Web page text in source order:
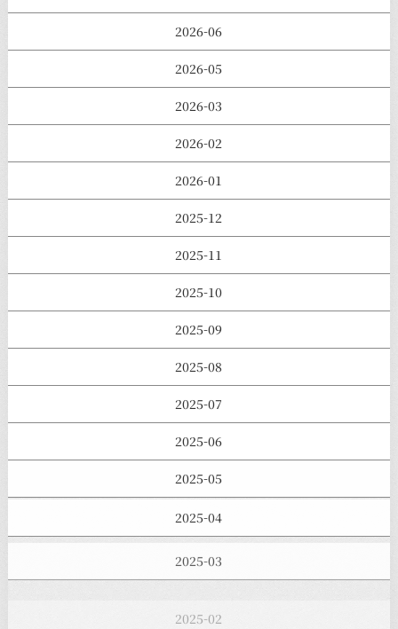
2026-06
2026-05
2026-03
2026-02
2026-01
2025-12
2025-11
2025-10
2025-09
2025-08
2025-07
2025-06
2025-05
2025-04
2025-03